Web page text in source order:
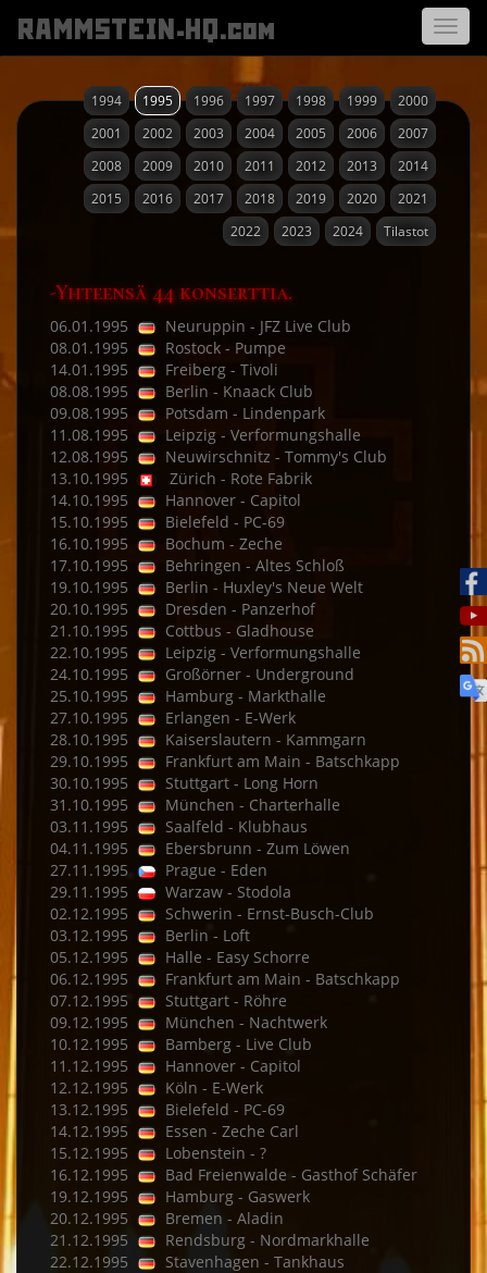
Avaa
RAMMSTEIN-HQ.com
1994 1995 1996 1997 1998 1999
2000
2001
2002 2003 2004 2005 2006
2007
2008
2009 2010 2011 2012 2013
2014
2015
2016 2017 2018 2019 2020
2021
2022
2023 2024 Tilastot
-Yhteensä 44 konserttia.
06.01.1995
Neuruppin - JFZ Live Club
08.01.1995
Rostock - Pumpe
14.01.1995
Freiberg - Tivoli
08.08.1995
Berlin - Knaack Club
09.08.1995
Potsdam - Lindenpark
11.08.1995
Leipzig - Verformungshalle
12.08.1995
Neuwirschnitz - Tommy's Club
13.10.1995
Zürich - Rote Fabrik
14.10.1995
Hannover - Capitol
15.10.1995
Bielefeld - PC-69
16.10.1995
Bochum - Zeche
17.10.1995
Behringen - Altes Schloß
19.10.1995
Berlin - Huxley's Neue Welt
20.10.1995
Dresden - Panzerhof
21.10.1995
Cottbus - Gladhouse
22.10.1995
Leipzig - Verformungshalle
24.10.1995
Großörner - Underground
25.10.1995
Hamburg - Markthalle
27.10.1995
Erlangen - E-Werk
28.10.1995
Kaiserslautern - Kammgarn
29.10.1995
Frankfurt am Main - Batschkapp
30.10.1995
Stuttgart - Long Horn
31.10.1995
München - Charterhalle
03.11.1995
Saalfeld - Klubhaus
04.11.1995
Ebersbrunn - Zum Löwen
27.11.1995
Prague - Eden
29.11.1995
Warzaw - Stodola
02.12.1995
Schwerin - Ernst-Busch-Club
03.12.1995
Berlin - Loft
05.12.1995
Halle - Easy Schorre
06.12.1995
Frankfurt am Main - Batschkapp
07.12.1995
Stuttgart - Röhre
09.12.1995
München - Nachtwerk
10.12.1995
Bamberg - Live Club
11.12.1995
Hannover - Capitol
12.12.1995
Köln - E-Werk
13.12.1995
Bielefeld - PC-69
14.12.1995
Essen - Zeche Carl
15.12.1995
Lobenstein - ?
16.12.1995
Bad Freienwalde - Gasthof Schäfer
19.12.1995
Hamburg - Gaswerk
20.12.1995
Bremen - Aladin
21.12.1995
Rendsburg - Nordmarkhalle
22.12.1995
Stavenhagen - Tankhaus